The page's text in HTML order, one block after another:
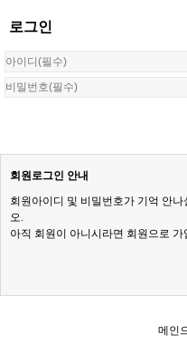
로그인
회원로그인 안내
회원아이디 및 비밀번호가 기억 안
오.
아직 회원이 아니시라면 회원으로
메인